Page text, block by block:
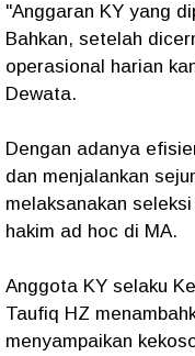
"Anggaran KY yang
Bahkan, setelah
operasional harian
Dewata.
Dengan adanya
dan menjalankan
melaksanakan
hakim ad hoc di MA.
Anggota KY selaku
Taufiq HZ
menyampaikan